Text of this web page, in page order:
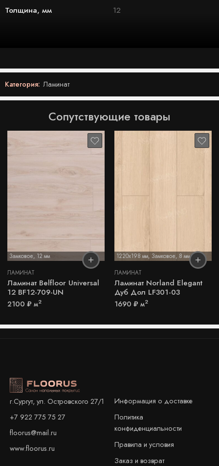
Толщина, мм
12
Категория: Ламинат
Сопутствующие товары
Замковое, 12 мм
ЛАМИНАТ
Ламинат Belfloor Universal
12 BF12-709-UN
2100 ₽ м2
1220x198 мм, Замковое, 8 мм
ЛАМИНАТ
Ламинат Norland Elegant
Дуб Дол LF301-03
1690 ₽ м2
г.Сургут, ул. Островского 27/1
+7 922 775 75 27
floorus@mail.ru
www.floorus.ru
Информация о доставке
Политика
конфиденциальности
Правила и условия
Заказ и возврат